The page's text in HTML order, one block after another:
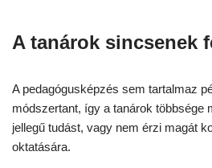
A tanárok sincsenek
A pedagógusképzés sem tartalmaz
módszertant, így a tanárok többsége
jellegű tudást, vagy nem érzi magát
oktatására.